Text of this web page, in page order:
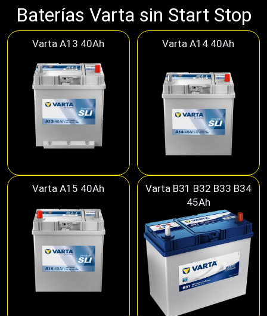
Baterías Varta sin Start Stop
Varta A13 40Ah Varta A14 40Ah
Varta A15 40Ah
Varta B31 B32 B33 B34
45Ah